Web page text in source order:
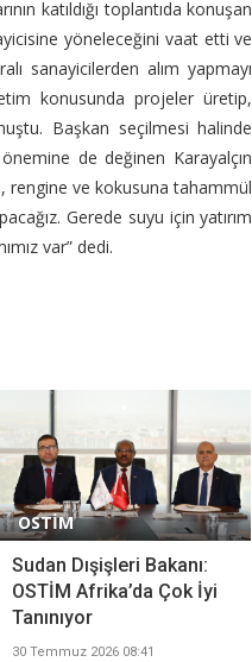
katıldığı toplantıda konuşan
yöneleceğini vaat etti ve
sanayicilerden alım yapmayı
konusunda projeler üretip,
Başkan seçilmesi halinde
önemine de değinen Karayalçın
rengine ve kokusuna tahammül
Gerede suyu için yatırım
var” dedi.
OSTİM
Sudan Dışişleri Bakanı:
OSTİM Afrika’da Çok İyi
Tanınıyor
30 Temmuz 2026 08:41